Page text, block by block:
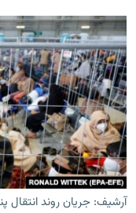
آرشیف: جریان روند انتقال